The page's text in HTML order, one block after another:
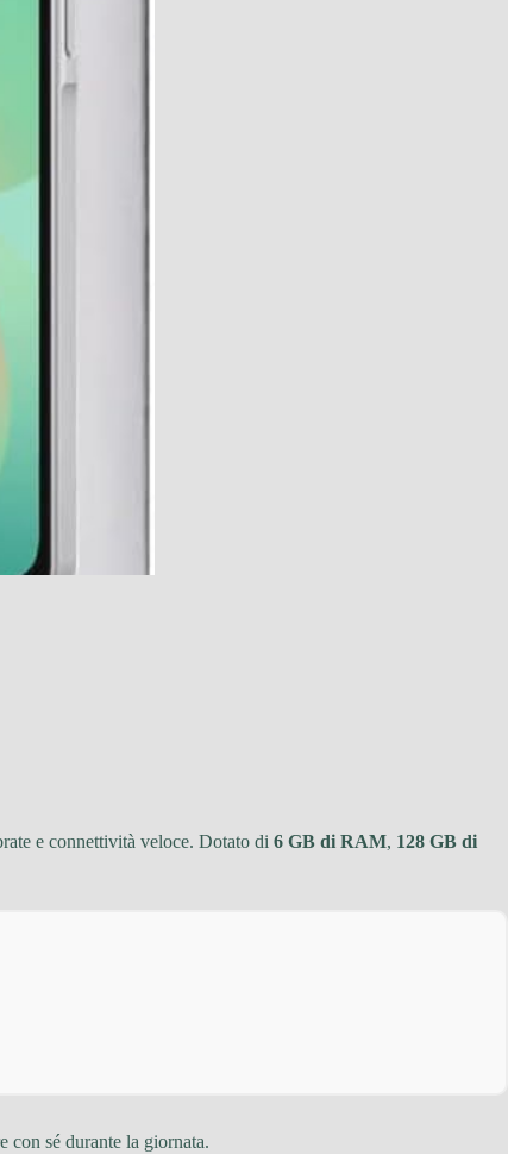
e connettività veloce. Dotato di 6 GB di RAM, 128 GB di
con sé durante la giornata.